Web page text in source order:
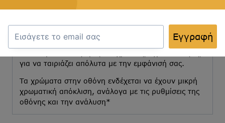
παπιγιόν μας, ιδανικό για κάθε επίσημη ή
υψηλής ποιότητας υλικά, προσφέρει άνεση και
στυλ.
για να ταιριάζει απόλυτα με την εμφάνισή σας.
Τα χρώματα στην οθόνη ενδέχεται να έχουν μικρή
χρωματική απόκλιση, ανάλογα με τις ρυθμίσεις της
οθόνης και την ανάλυση*
Εγγραφή